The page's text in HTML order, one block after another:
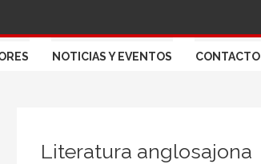
NOTICIAS Y EVENTOS CONTACTO
Literatura anglosajona